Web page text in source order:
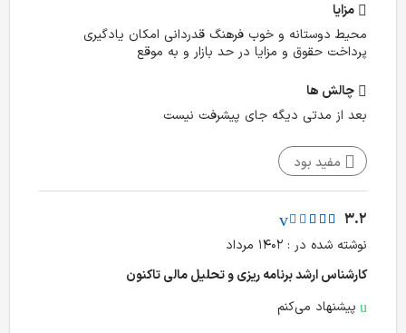
مزایا
محیط دوستانه و خوب فرهنگ قدردانی امکان یادگیری
پرداخت حقوق و مزایا در حد بازار و به موقع
چالش‌ ها
بعد از مدتی دیگه جای پیشرفت نیست
مفید بود
3.2
نوشته شده در : ۱۴۰۲ مرداد
کارشناس ارشد برنامه ریزی و تحلیل مالی تا‌کنون
پیشنهاد می‌کنم